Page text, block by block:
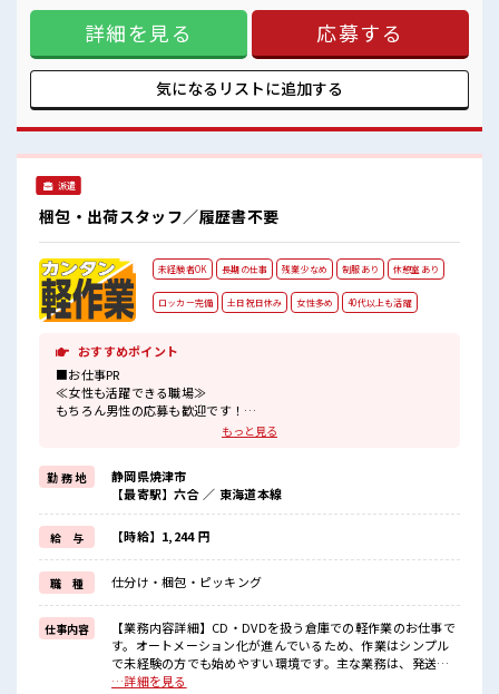
これまでの経験を活かしませんか？ ブランクがあっても大丈
夫♪ 経験はちょっとだけ…という方もOK！ ≪プライベート
が充実する≫ 場合によってはお願いすることもありますが、
残業はほとんどナシ！ ≪髪型自由≫ 基本的に髪色自由で明る
すぎたり奇抜でなければOKです！ (規定有)≪様々なお仕事を
ご提案≫ 一人で悩まず気軽に相談できる、 派遣のお仕事で
あなたの個性を大事にできます♪ しっかり休める休憩室あ
り！ オンオフの切替もできちゃう！ 残業はほとんどありませ
詳細を見る 応募する
気になるリストに追加する
派遣
梱包・出荷スタッフ／履歴書不要
未経験者OK 長期の仕事 残業少なめ 制服あり 休憩室あり
ロッカー完備 土日祝日休み 女性多め 40代以上も活躍
おすすめポイント
■お仕事PR
≪女性も活躍できる職場≫
もちろん男性の応募も歓迎です！
残業はほとんどナシ！
≪土日祝休のお仕事≫
家族や友人と一緒にプライベート満喫！
≪機能的な制服アリ≫
制服があるので、
毎日の服装の悩み解消♪
≪未経験OKの仕事≫
新しいことにチャレンジするのは不安だけど、
しっかり働く環境が整っています！
イチからスキルUP・ステップUP目指していきましょう！
≪収入アップを目指せる≫
高時給だらけの派遣のお仕事です！
もっと見る
勤 務 地
静岡県焼津市
【最寄駅】六合 ／ 東海道本線
給 与 【時給】1,244 円
職 種 仕分け・梱包・ピッキング
仕事内容
【業務内容詳細】CD・DVDを扱う倉庫での軽作業のお仕事で
す。オートメーション化が進んでいるため、作業はシンプル
で未経験の方でも始めやすい環境です。主な業務は、発送先
の店舗ごとに商品を集める「ピッキング作業」と、集めた商
…詳細を見る